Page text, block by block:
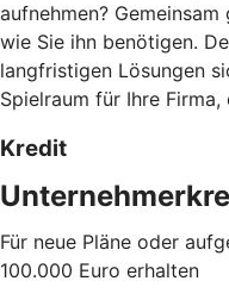
aufnehmen?
wie Sie ihn benötigen.
langfristigen Lösungen
Spielraum für Ihre
Kredit
Für neue Pläne oder
100.000 Euro erhalten